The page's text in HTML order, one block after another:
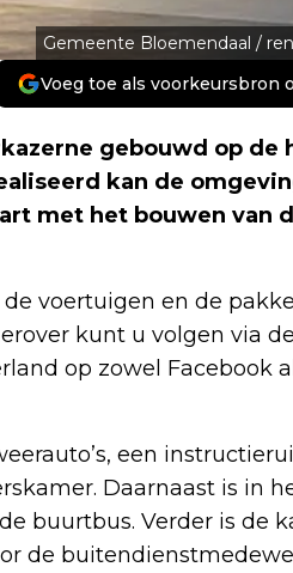
Gemeente Bloemendaal /
Voeg toe als voorkeursbron
gebouwd op de
kan de
met het bouwen van
voertuigen en de
kunt u volgen via
op zowel Facebook
een
Daarnaast is in
buurtbus. Verder is de
de